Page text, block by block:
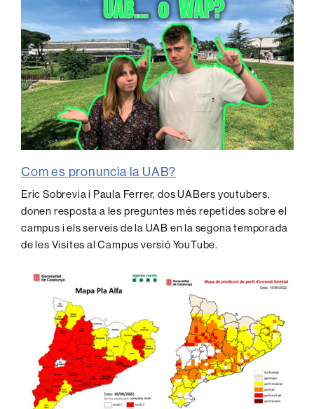
Com es pronuncia la UAB?
Eric Sobrevia i Paula Ferrer, dos UABers youtubers,
donen resposta a les preguntes més repetides sobre el
campus i els serveis de la UAB en la segona temporada
de les Visites al Campus versió YouTube.